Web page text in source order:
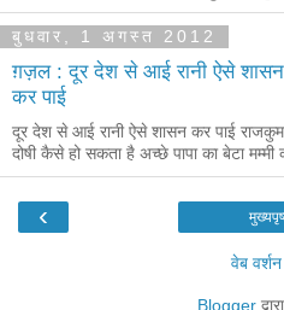
बुधवार, 1 अगस्त 2012
ग़ज़ल : दूर देश से आई रानी ऐसे शासन
कर पाई
दूर देश से आई रानी ऐसे शासन कर पाई
दोषी कैसे हो सकता है अच्छे पापा का बेटा मम्मी का
‹
वेब
Blogger